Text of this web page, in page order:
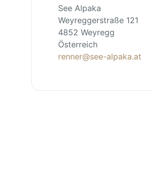
See Alpaka
Weyreggerstraße 121
4852 Weyregg
Österreich
renner@see-alpaka.at